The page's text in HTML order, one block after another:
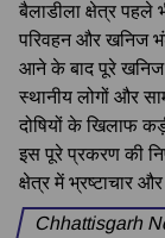
बैलाडीला क्षेत्र
परिवहन और खनिज
आने के बाद पूरे खनिज
स्थानीय लोगों और
दोषियों के खिलाफ
इस पूरे प्रकरण की
क्षेत्र में भ्रष्टाचार
Chhattisgarh